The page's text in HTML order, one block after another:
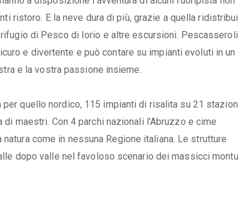
ristoro. E la neve dura di più, grazie a quella
di Pesco di Iorio e altre escursioni.
e divertente e può contare su impianti evoluti in un
e la vostra passione insieme.
quello nordico, 115 impianti di risalita su 21
maestri. Con 4 parchi nazionali l'Abruzzo e cime
come in nessuna Regione italiana. Le strutture
dopo valle nel favoloso scenario dei massicci